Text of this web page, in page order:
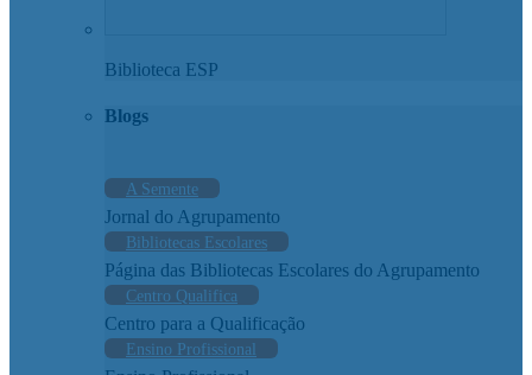
Biblioteca ESP
Blogs
A Semente
Jornal do Agrupamento
Bibliotecas Escolares
Página das Bibliotecas Escolares do Agrupamento
Centro Qualifica
Centro para a Qualificação
Ensino Profissional